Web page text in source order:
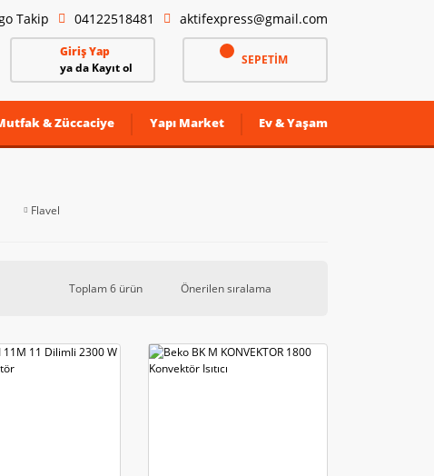
Takip 04122518481 aktifexpress@gmail.com
Giriş Yap
ya da Kayıt ol
SEPETİM
& Züccaciye Yapı Market Ev & Yaşam
Flavel
Toplam 6 ürün